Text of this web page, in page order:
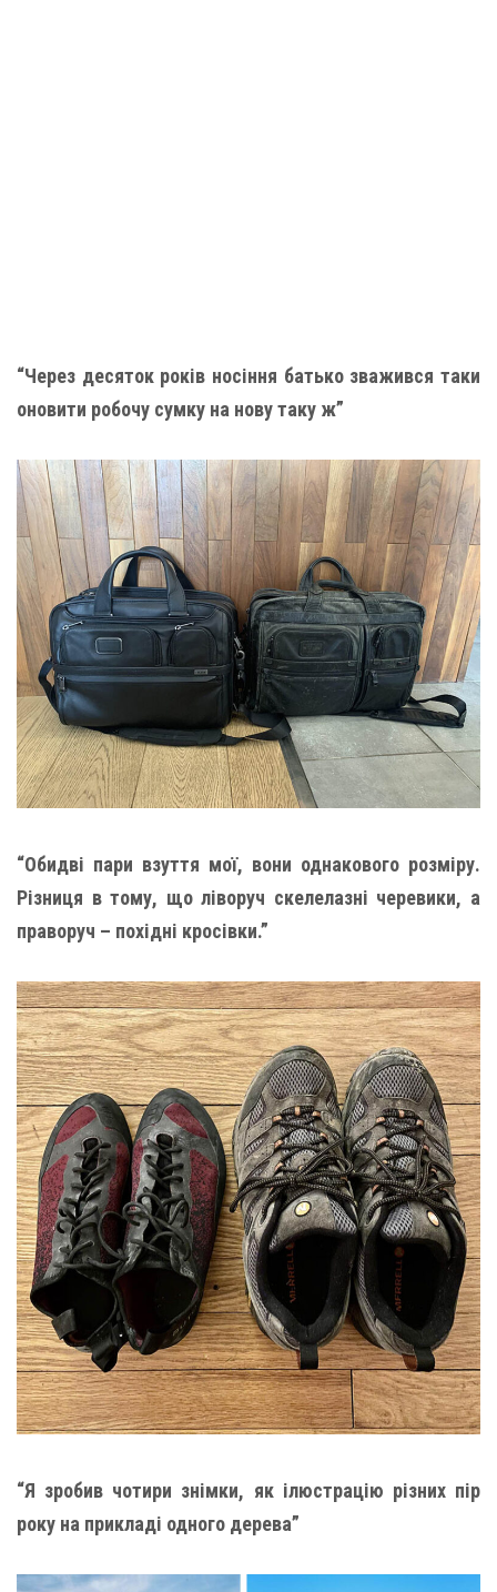
“Через десяток років носіння батько зважився таки
оновити робочу сумку на нову таку ж”
“Обидві пари взуття мої, вони однакового розміру.
Різниця в тому, що ліворуч скелелазні черевики, а
праворуч – похідні кросівки.”
“Я зробив чотири знімки, як ілюстрацію різних пір
року на прикладі одного дерева”